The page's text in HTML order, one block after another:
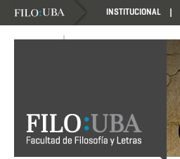
INSTITUCIONAL
NOVEDADES NOVEDADES